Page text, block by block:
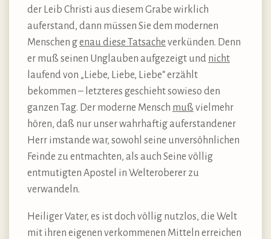
der Leib Christi aus diesem Grabe wirklich
auferstand, dann müssen Sie dem modernen
Menschen genau diese Tatsache verkünden. Denn
er muß seinen Unglauben aufgezeigt und nicht
laufend von „Liebe, Liebe, Liebe“ erzählt
bekommen – letzteres geschieht sowieso den
ganzen Tag. Der moderne Mensch muß vielmehr
hören, daß nur unser wahrhaftig auferstandener
Herr imstande war, sowohl seine unversöhnlichen
Feinde zu entmachten, als auch Seine völlig
entmutigten Apostel in Welteroberer zu
verwandeln.
Heiliger Vater, es ist doch völlig nutzlos, die Welt
mit ihren eigenen verkommenen Mitteln erreichen